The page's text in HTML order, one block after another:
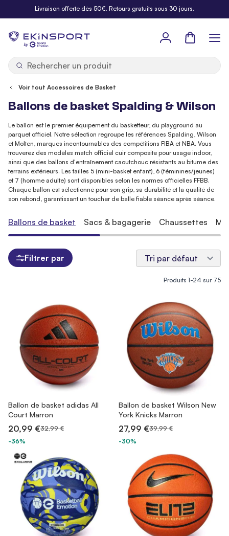
Allez au contenuLivraison offerte dès 50€. Retours gratuits sous 30 jours.
by
Panier
Voir tout Accessoires de Basket
Ballons de basket Spalding & Wilson
Le ballon est le premier équipement du basketteur, du playground au
parquet officiel. Notre sélection regroupe les références Spalding, Wilson
et Molten, marques incontournables des compétitions FIBA et NBA. Vous
trouverez des modèles match officiel cuir composite pour usage indoor,
ainsi que des ballons d'entraînement caoutchouc résistants au bitume des
terrains extérieurs. Les tailles 5 (mini-basket enfant), 6 (féminines/jeunes)
et 7 (homme adulte) sont disponibles selon les normes officielles FFBB.
Chaque ballon est sélectionné pour son grip, sa durabilité et la qualité de
son rebond, garantissant un toucher de balle fiable séance après séance.
Produits 1-24 sur 75
Ballon de basket adidas All
Court Marron
20,99 €32,99 €
-36%
Ballon de basket Wilson New
York Knicks Marron
27,99 €39,99 €
-30%
Ballons de basket Sacs & bagagerie Chaussettes
Filtrer par